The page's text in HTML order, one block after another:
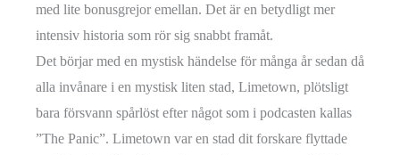
med lite bonusgrejor emellan. Det är en betydligt mer
intensiv historia som rör sig snabbt framåt.
Det börjar med en mystisk händelse för många år sedan då
alla invånare i en mystisk liten stad, Limetown, plötsligt
bara försvann spårlöst efter något som i podcasten kallas
”The Panic”. Limetown var en stad dit forskare flyttade